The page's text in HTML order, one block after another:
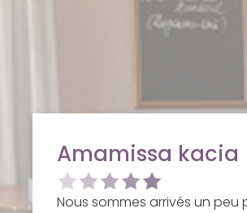
Amamissa kacia
Nous sommes arrivés un peu